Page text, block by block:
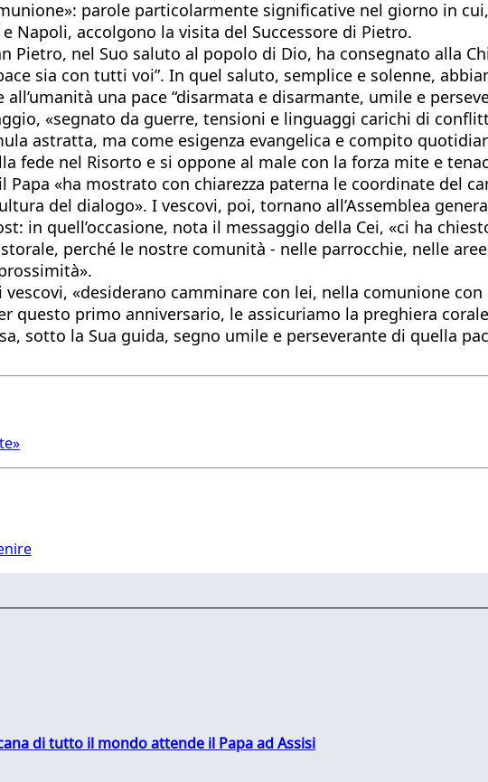
parole particolarmente significative nel giorno in
Napoli, accolgono la visita del Successore di Pietro.
Pietro, nel Suo saluto al popolo di Dio, ha consegnato alla
sia con tutti voi”. In quel saluto, semplice e solenne,
una pace “disarmata e disarmante, umile e
«segnato da guerre, tensioni e linguaggi carichi di
astratta, ma come esigenza evangelica e compito
fede nel Risorto e si oppone al male con la forza mite e
«ha mostrato con chiarezza paterna le coordinate del
del dialogo». I vescovi, poi, tornano all’Assemblea
in quell’occasione, nota il messaggio della Cei, «ci ha
perché le nostre comunità - nelle parrocchie, nelle
«desiderano camminare con lei, nella comunione
questo primo anniversario, le assicuriamo la preghiera
sotto la Sua guida, segno umile e perseverante di quella
di tutto il mondo attende il Papa ad Assisi